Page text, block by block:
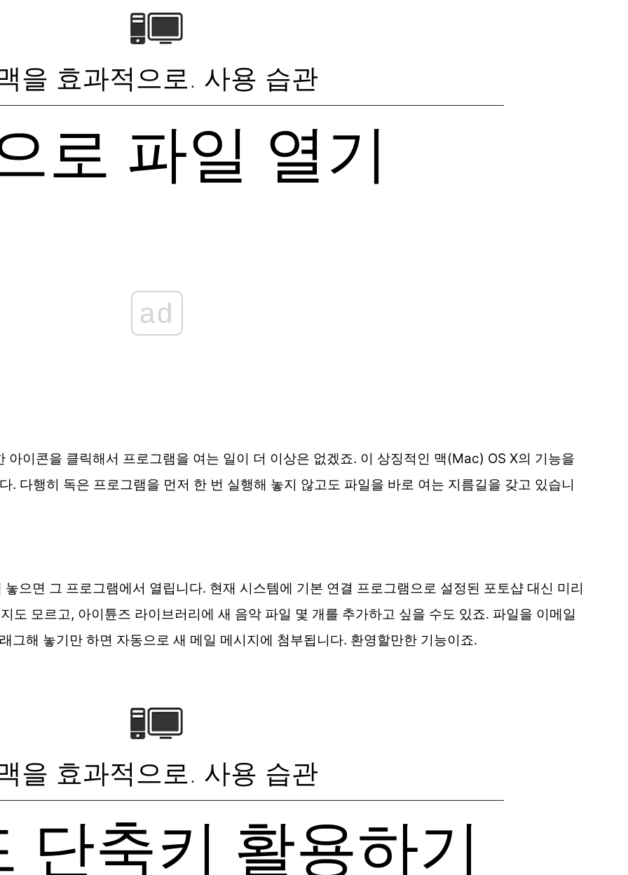
을 효과적으로. 사용 습관
로 파일 열기
ad
아이콘을 클릭해서 프로그램을 여는 일이 더 이상은 없겠죠. 이 상징적인 맥(Mac) OS X의 기능을
. 다행히 독은 프로그램을 먼저 한 번 실행해 놓지 않고도 파일을 바로 여는 지름길을 갖고 있습니
으면 그 프로그램에서 열립니다. 현재 시스템에 기본 연결 프로그램으로 설정된 포토샵 대신 미리
도 모르고, 아이튠즈 라이브러리에 새 음악 파일 몇 개를 추가하고 싶을 수도 있죠. 파일을 이메일
그해 놓기만 하면 자동으로 새 메일 메시지에 첨부됩니다. 환영할만한 기능이죠.
을 효과적으로. 사용 습관
단축키 활용하기